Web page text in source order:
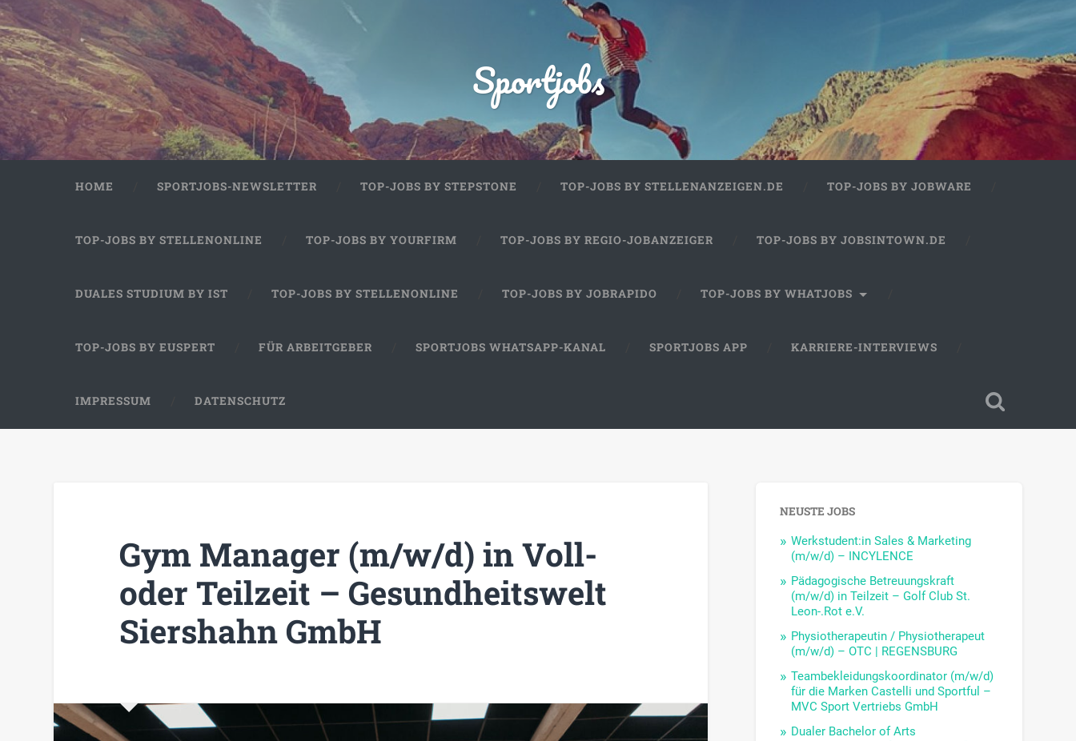
Sportjobs
HOME SPORTJOBS-NEWSLETTER TOP-JOBS BY STEPSTONE TOP-JOBS BY STELLENANZEIGEN.DE TOP-JOBS BY JOBWARE
TOP-JOBS BY STELLENONLINE TOP-JOBS BY YOURFIRM TOP-JOBS BY REGIO-JOBANZEIGER TOP-JOBS BY JOBSINTOWN.DE
DUALES STUDIUM BY IST TOP-JOBS BY STELLENONLINE TOP-JOBS BY JOBRAPIDO TOP-JOBS BY WHATJOBS
TOP-JOBS BY EUSPERT FÜR ARBEITGEBER SPORTJOBS WHATSAPP-KANAL SPORTJOBS APP KARRIERE-INTERVIEWS
IMPRESSUM DATENSCHUTZ
Gym Manager (m/w/d) in Voll-
oder Teilzeit – Gesundheitswelt
Siershahn GmbH
NEUSTE JOBS
Werkstudent:in Sales & Marketing
(m/w/d) – INCYLENCE
Pädagogische Betreuungskraft
(m/w/d) in Teilzeit – Golf Club St.
Leon-.Rot e.V.
Physiotherapeutin / Physiotherapeut
(m/w/d) – OTC | REGENSBURG
Teambekleidungskoordinator (m/w/d)
für die Marken Castelli und Sportful –
MVC Sport Vertriebs GmbH
Dualer Bachelor of Arts